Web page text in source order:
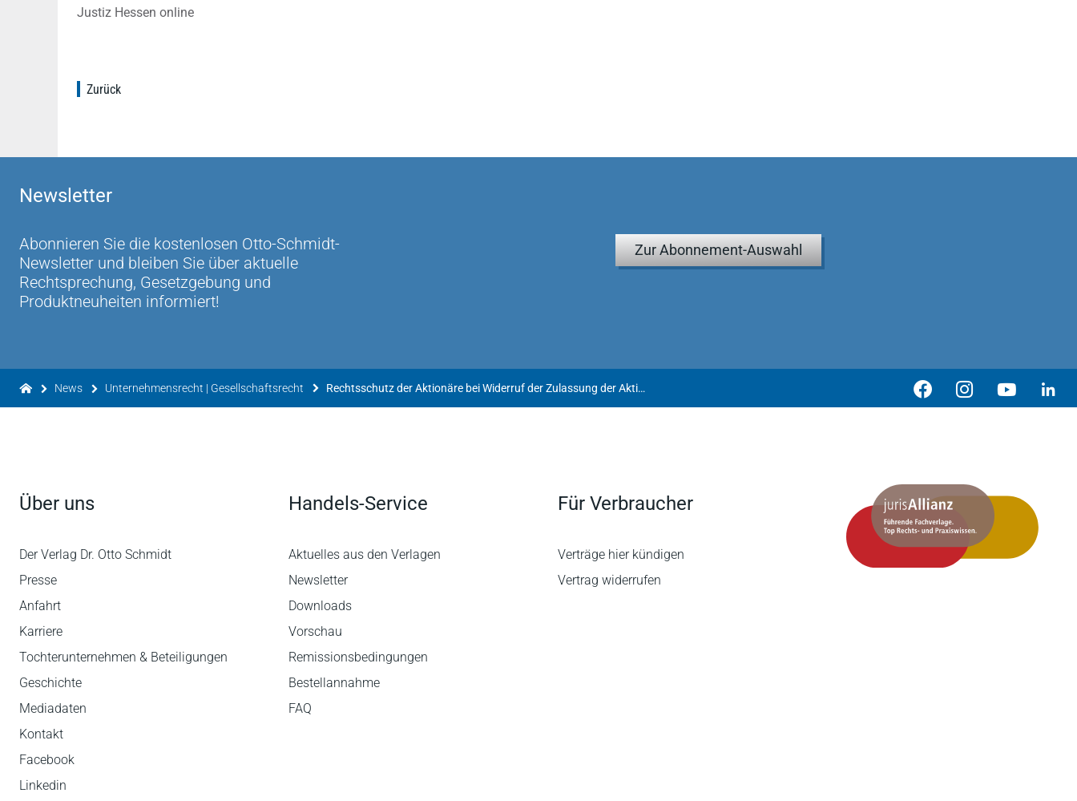
Justiz Hessen online
Zurück
Newsletter
Abonnieren Sie die kostenlosen Otto-Schmidt-
Newsletter und bleiben Sie über aktuelle
Rechtsprechung, Gesetzgebung und
Produktneuheiten informiert!
Zur Abonnement-Auswahl
News Unternehmensrecht | Gesellschaftsrecht Rechtsschutz der Aktionäre bei Widerruf der Zulassung der Aktien zum regulierten Markt (Delisting)
Über uns
Der Verlag Dr. Otto Schmidt
Presse
Anfahrt
Karriere
Tochterunternehmen & Beteiligungen
Geschichte
Mediadaten
Kontakt
Facebook
Linkedin
Handels-Service
Aktuelles aus den Verlagen
Newsletter
Downloads
Vorschau
Remissionsbedingungen
Bestellannahme
FAQ
Für Verbraucher
Verträge hier kündigen
Vertrag widerrufen